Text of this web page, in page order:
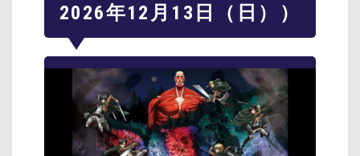
2026年12月13日（日））